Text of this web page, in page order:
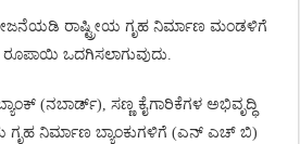
ರಾಷ್ಟ್ರೀಯ ಗೃಹ ನಿರ್ಮಾಣ ಮಂಡಳಿಗೆ
ರೂಪಾಯಿ ಒದಗಿಸಲಾಗುವುದು.
(ನಬಾರ್ಡ್), ಸಣ್ಣ ಕೈಗಾರಿಕೆಗಳ ಅಭಿವೃದ್ಧಿ
ಗೃಹ ನಿರ್ಮಾಣ ಬ್ಯಾಂಕುಗಳಿಗೆ (ಎನ್ ಎಚ್ ಬಿ)